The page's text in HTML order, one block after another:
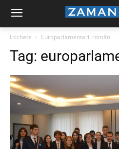
Etichete Europarlamentarii români
Tag: